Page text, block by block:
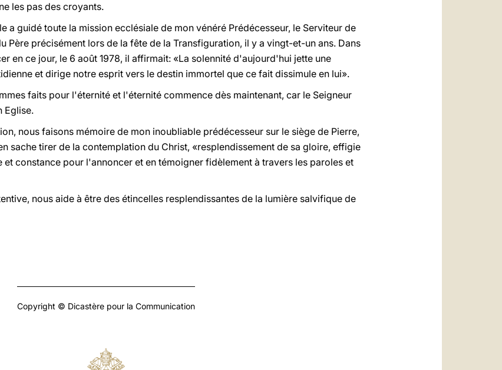
les pas des croyants.
a guidé toute la mission ecclésiale de mon vénéré Prédécesseur, le Serviteur de
Père précisément lors de la fête de la Transfiguration, il y a vingt-et-un ans. Dans
en ce jour, le 6 août 1978, il affirmait: «La solennité d'aujourd'hui jette une
et dirige notre esprit vers le destin immortel que ce fait dissimule en lui».
faits pour l'éternité et l'éternité commence dès maintenant, car le Seigneur
Eglise.
nous faisons mémoire de mon inoubliable prédécesseur sur le siège de Pierre,
sache tirer de la contemplation du Christ, «resplendissement de sa gloire, effigie
et constance pour l'annoncer et en témoigner fidèlement à travers les paroles et
nous aide à être des étincelles resplendissantes de la lumière salvifique de
Copyright © Dicastère pour la Communication